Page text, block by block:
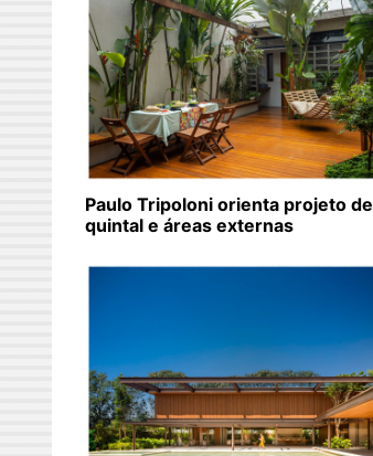
Paulo Tripoloni orienta projeto de
quintal e áreas externas